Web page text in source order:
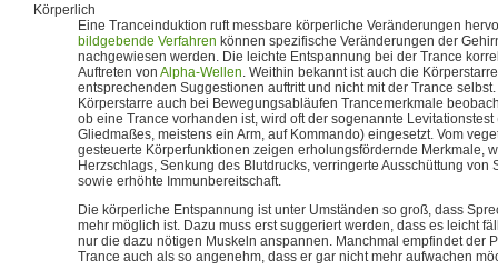
Körperlich
Eine Tranceinduktion ruft messbare körperliche Veränderungen
bildgebende Verfahren können spezifische Veränderungen der
nachgewiesen werden. Die leichte Entspannung bei der Trance
Auftreten von Alpha-Wellen. Weithin bekannt ist auch die
entsprechenden Suggestionen auftritt und nicht mit der Trance
Körperstarre auch bei Bewegungsabläufen Trancemerkmale
ob eine Trance vorhanden ist, wird oft der sogenannte Levitationstest
Gliedmaßes, meistens ein Arm, auf Kommando) eingesetzt. Vom
gesteuerte Körperfunktionen zeigen erholungsfördernde Merkmale,
Herzschlags, Senkung des Blutdrucks, verringerte Ausschüttung von
sowie erhöhte Immunbereitschaft.
Die körperliche Entspannung ist unter Umständen so groß, dass
mehr möglich ist. Dazu muss erst suggeriert werden, dass es leicht
nur die dazu nötigen Muskeln anspannen. Manchmal empfindet der
Trance auch als so angenehm, dass er gar nicht mehr aufwachen